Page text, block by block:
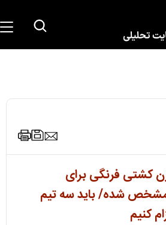
تکلیف ۸ وزن کشتی فرنگی برای
شده/ باید سه تیم
کنیم